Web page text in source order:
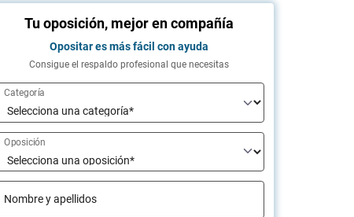
Tu oposición, mejor en compañía
Opositar es más fácil con ayuda
Consigue el respaldo profesional que necesitas
Categoría
Oposición
Nombre y apellidos